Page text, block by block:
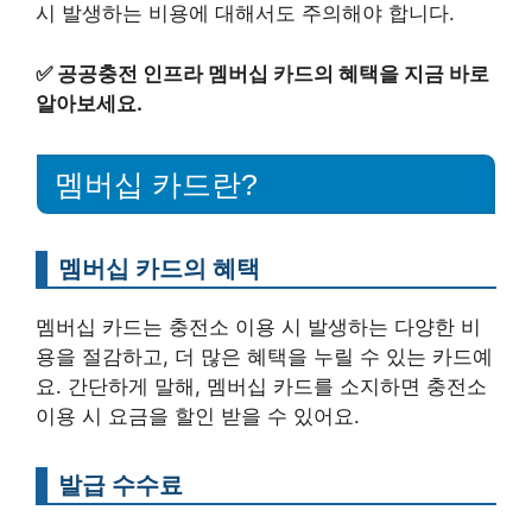
시 발생하는 비용에 대해서도 주의해야 합니다.
✅ 공공충전 인프라 멤버십 카드의 혜택을 지금 바로
알아보세요.
멤버십 카드란?
멤버십 카드의 혜택
멤버십 카드는 충전소 이용 시 발생하는 다양한 비
용을 절감하고, 더 많은 혜택을 누릴 수 있는 카드예
요. 간단하게 말해, 멤버십 카드를 소지하면 충전소
이용 시 요금을 할인 받을 수 있어요.
발급 수수료